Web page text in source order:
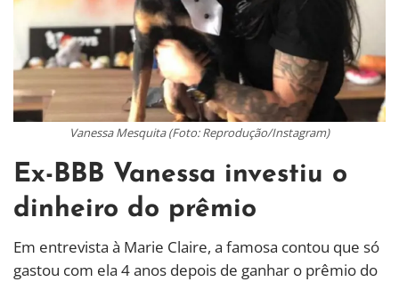
Vanessa Mesquita (Foto: Reprodução/Instagram)
Ex-BBB Vanessa investiu o
dinheiro do prêmio
Em entrevista à Marie Claire, a famosa contou que só
gastou com ela 4 anos depois de ganhar o prêmio do